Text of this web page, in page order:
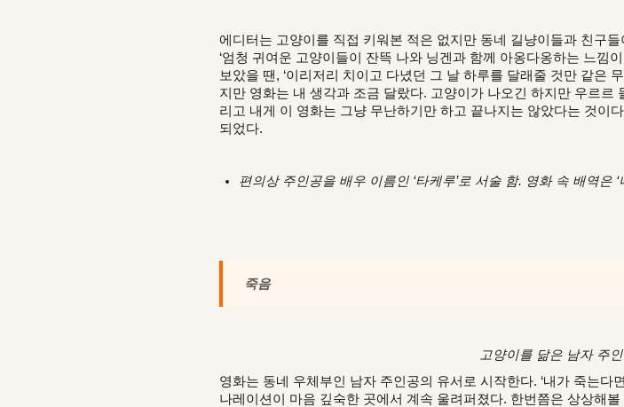
에디터는 고양이를 직접 키워본 적은 없지만 동네 길냥이들과 친구
‘엄청 귀여운 고양이들이 잔뜩 나와 닝겐과 함께 아옹다옹하는 느낌
보았을 땐, ‘이리저리 치이고 다녔던 그 날 하루를 달래줄 것만 같은
지만 영화는 내 생각과 조금 달랐다. 고양이가 나오긴 하지만 우르
리고 내게 이 영화는 그냥 무난하기만 하고 끝나지는 않았다는 것이
되었다.
편의상 주인공을 배우 이름인 ‘타케루’로 서술 함. 영화 속 배역은 ‘
죽음
고양이를 닮은 남자 주
영화는 동네 우체부인 남자 주인공의 유서로 시작한다. ‘내가 죽는다
나레이션이 마음 깊숙한 곳에서 계속 울려퍼졌다. 한번쯤은 상상해